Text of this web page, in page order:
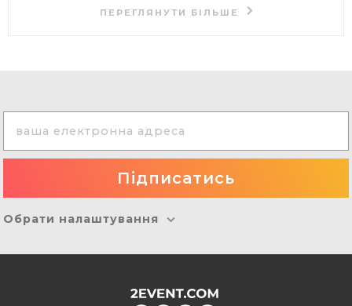
ПЕРЕГЛЯНУТИ БІЛЬШЕ
Обрати налаштування